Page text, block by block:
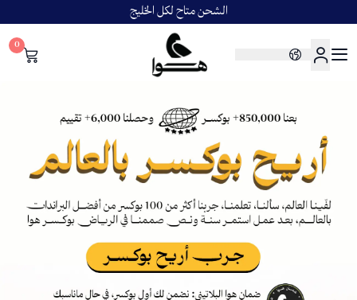
الشحن متاح لكل الخليج
هوا
0